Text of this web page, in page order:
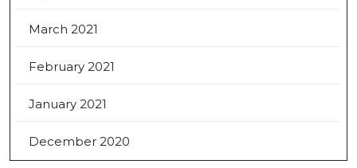
March 2021
February 2021
January 2021
December 2020